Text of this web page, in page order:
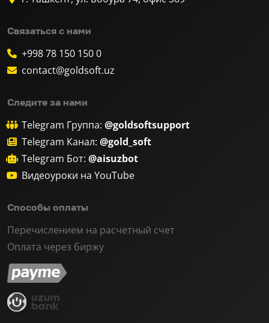
Связаться с нами
+998 78 150 150 0
contact@goldsoft.uz
Следите за нами
Telegram Группа: @goldsoftsupport
Telegram Канал: @gold_soft
Telegram Бот: @aisuzbot
Видеоуроки на YouTube
Способы оплаты
Перечислением на расчетный счет
Оплата через биржу